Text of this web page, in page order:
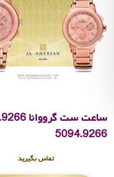
5094.9266
تماس بگیرید